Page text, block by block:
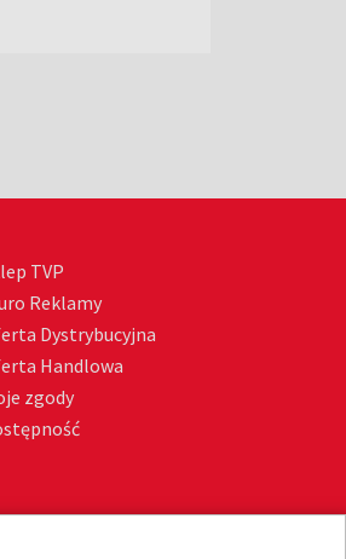
TVP
Reklamy
Dystrybucyjna
Handlowa
zgody